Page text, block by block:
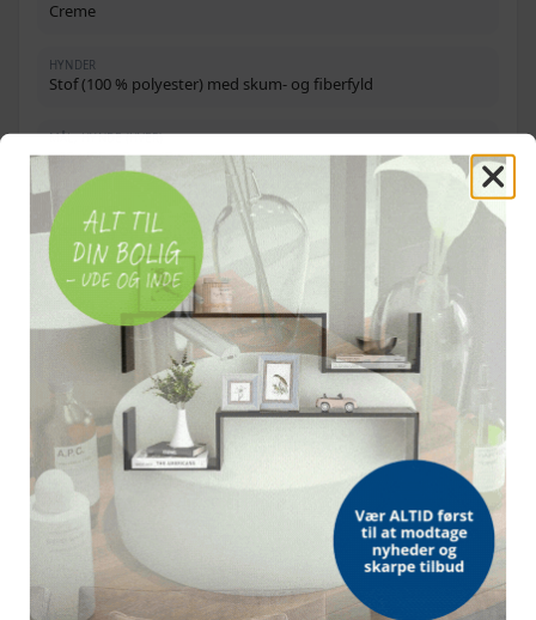
Creme
HYNDER
Stof (100 % polyester) med skum- og fiberfyld
MÅL, HYNDE (HVER)
208 × 55 × 3 cm (B × D × T)
MEDFØLGER
1 solseng og 2 hynder
MAKS. BELASTNING
110 kg pr. sæde
OFTE STILLEDE SPØRGSMÅL
Kan ryglænene indstilles individuelt?
Hvor meget kan solsengen bære?
Hvad følger med i pakken?
Hvilke materialer er brugt?